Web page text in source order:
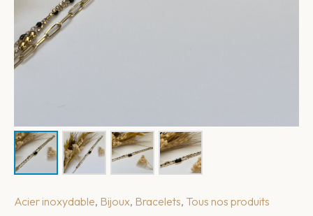
Acier inoxydable, Bijoux, Bracelets, Tous nos produits